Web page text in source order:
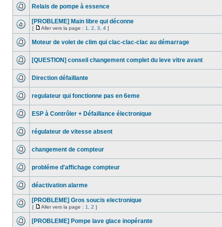
Relais de pompe à essence
[PROBLEME] Main libre qui déconne
[ Aller vers la page : 1 2 3 4 ]
Moteur de volet de clim qui clac-clac-clac au démarrage
[QUESTION] conseil changement complet du leve vitre avant
Direction défaillante
regulateur qui fonctionne pas en 6eme
ESP à Contrôler + Défaillance électronique
régulateur de vitesse absent
changement de compteur
probléme d'affichage compteur
déactivation alarme
[PROBLEME] Gros soucis electronique
[ Aller vers la page : 1 2 ]
[PROBLEME] Pompe lave glace inopérante